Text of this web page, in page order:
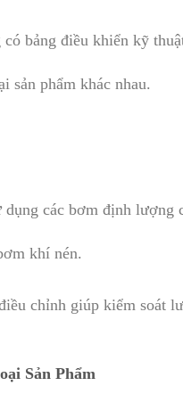
bảng điều khiển kỹ
sản phẩm khác nhau.
các bơm định lượng
khí nén.
chỉnh giúp kiểm soát
Sản Phẩm